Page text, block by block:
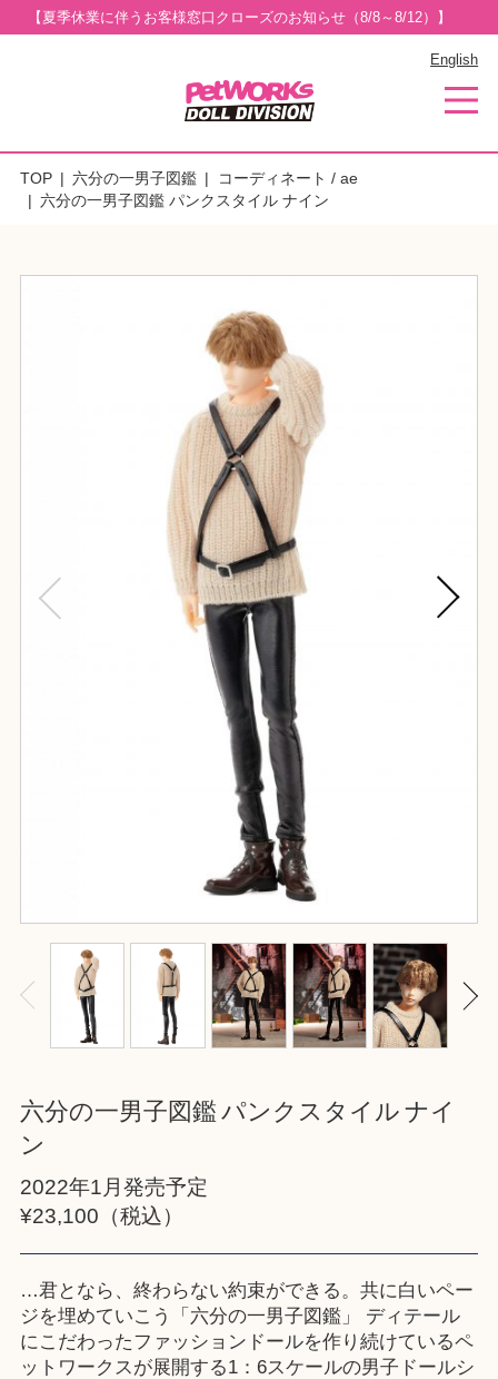
【夏季休業に伴うお客様窓口クローズのお知らせ（8/8～8/12）】
English
TOP 六分の一男子図鑑
コーディネート / ae
六分の一男子図鑑 パンクスタイル ナイン
六分の一男子図鑑 パンクスタイル ナイ
ン
2022年1月発売予定
¥23,100（税込）
…君となら、終わらない約束ができる。共に白いペー
ジを埋めていこう「六分の一男子図鑑」 ディテール
にこだわったファッションドールを作り続けているペ
ットワークスが展開する1：6スケールの男子ドールシ